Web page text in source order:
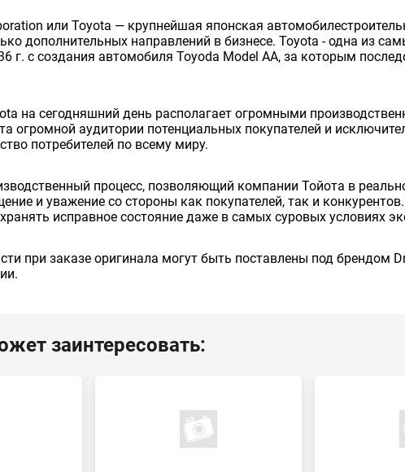
или Toyota — крупнейшая японская
дополнительных направлений в бизнесе. Toyota - одна из
г. с создания автомобиля Toyoda Model AA, за которым
на сегодняшний день располагает огромными
огромной аудитории потенциальных покупателей и
потребителей по всему миру.
процесс, позволяющий компании Тойота в
и уважение со стороны как покупателей, так и
исправное состояние даже в самых суровых условиях
при заказе оригинала могут быть поставлены под брендом
заинтересовать: